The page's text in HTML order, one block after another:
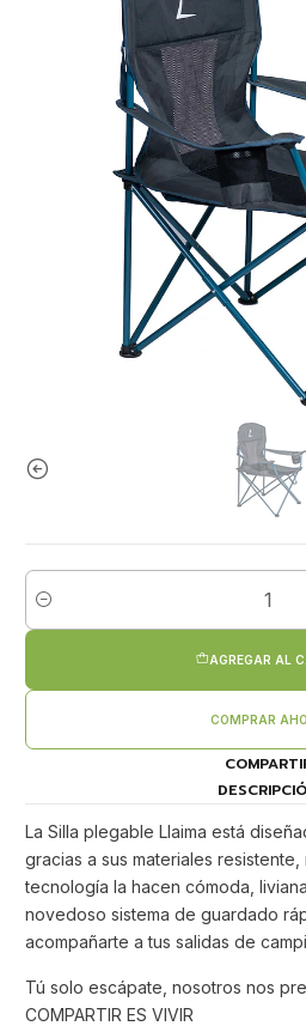
Cantidad
AGREGAR AL
COMPRAR
La Silla plegable Llaima está
gracias a sus materiales
tecnología la hacen cómoda,
novedoso sistema de guardado
acompañarte a tus salidas de
Tú solo escápate, nosotros nos
COMPARTIR ES VIVIR